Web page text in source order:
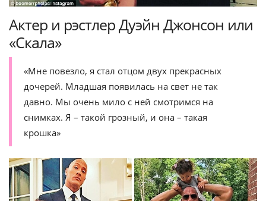
Актер и рэстлер Дуэйн Джонсон или
«Скала»
«Мне повезло, я стал отцом двух прекрасных
дочерей. Младшая появилась на свет не так
давно. Мы очень мило с ней смотримся на
снимках. Я – такой грозный, и она – такая
крошка»